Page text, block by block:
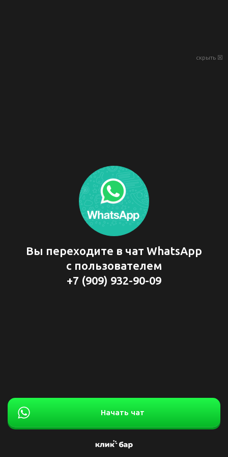
скрыть ☒
Вы переходите в чат WhatsApp
с пользователем
+7 (909) 932-90-09
Начать чат